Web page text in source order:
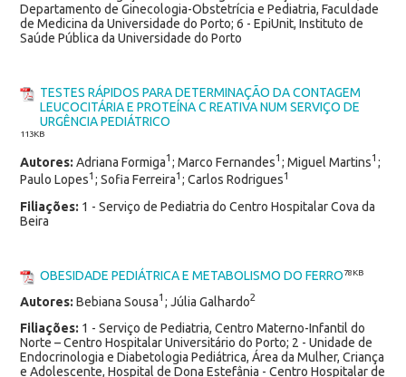
Departamento de Ginecologia-Obstetrícia e Pediatria, Faculdade
de Medicina da Universidade do Porto; 6 - EpiUnit, Instituto de
Saúde Pública da Universidade do Porto
TESTES RÁPIDOS PARA DETERMINAÇÃO DA CONTAGEM
LEUCOCITÁRIA E PROTEÍNA C REATIVA NUM SERVIÇO DE
URGÊNCIA PEDIÁTRICO
113KB
Autores: Adriana Formiga1 ; Marco Fernandes1 ; Miguel Martins1 ;
Paulo Lopes1 ; Sofia Ferreira1 ; Carlos Rodrigues1
Filiações: 1 - Serviço de Pediatria do Centro Hospitalar Cova da
Beira
OBESIDADE PEDIÁTRICA E METABOLISMO DO FERRO78KB
Autores: Bebiana Sousa1 ; Júlia Galhardo2
Filiações: 1 - Serviço de Pediatria, Centro Materno-Infantil do
Norte – Centro Hospitalar Universitário do Porto; 2 - Unidade de
Endocrinologia e Diabetologia Pediátrica, Área da Mulher, Criança
e Adolescente, Hospital de Dona Estefânia - Centro Hospitalar de